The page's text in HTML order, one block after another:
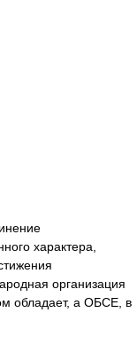
характера,
организация
обладает, а ОБСЕ, в